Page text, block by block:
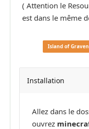
( Attention le
est dans le même
Island of
Installation
Allez dans le
ouvrez